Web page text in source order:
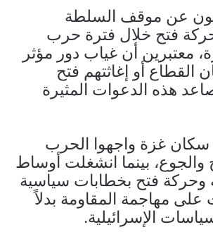
عن موقف السلطة
فتح خلال فترة حرب
معتبرين أن غياب دور مؤثر
القطاع أو إغاثتهم فتح
هذه الدعوات المثيرة
سكان غزة واجهوا الحرب
والجوع، بينما انشغلت أوساط
وحركة فتح بخطابات سياسية
على مهاجمة المقاومة بدلاً
الإسرائيلية.